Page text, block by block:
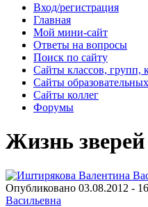
Вход/регистрация
Главная
Мой мини-сайт
Ответы на вопросы
Поиск по сайту
Сайты классов, групп,
Сайты
Сайты коллег
Форумы
Жизнь зверей
Опубликовано 03.08.2012 -
Васильевна